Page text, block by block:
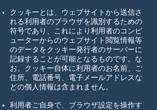
クッキーとは、ウェブサイトから送信さ
れる利用者のブラウザを識別するための
符号であり、これにより利用者のコンピ
ューターからのウェブサイト閲覧情報等
のデータをクッキー発行者のサーバーに
記録することが可能となるものです。な
お、クッキー自体に利用者のお名前、ご
住所、電話番号、電子メールアドレスな
どの個人情報は含まれません。
利用者ご自身で、ブラウザ設定を操作す